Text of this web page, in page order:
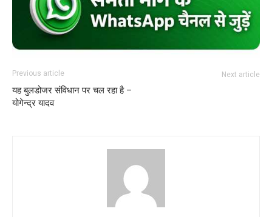
Previous article
यह बुलडोजर संविधान पर चल रहा है –
योगेन्द्र यादव
Next article